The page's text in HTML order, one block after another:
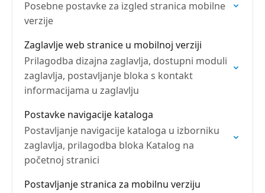
Posebne postavke za izgled stranica mobilne
verzije
Zaglavlje web stranice u mobilnoj verziji
Prilagodba dizajna zaglavlja, dostupni moduli
zaglavlja, postavljanje bloka s kontakt
informacijama u zaglavlju
Postavke navigacije kataloga
Postavljanje navigacije kataloga u izborniku
zaglavlja, prilagodba bloka Katalog na
početnoj stranici
Postavljanje stranica za mobilnu verziju